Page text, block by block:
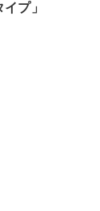
プ」